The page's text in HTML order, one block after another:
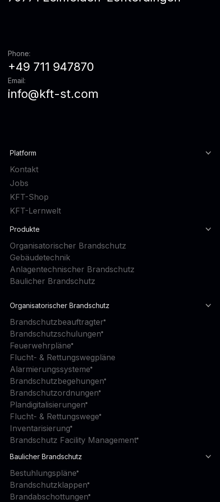
Phone:
+49 711 947870
Email:
info@kft-st.com
Platform
Kontakt
Jobs
KFT-Shop
KFT-Lernwelt
Produkte
Organisatorischer Brandschutz
Gebäudetechnik
Anlagentechnischer Brandschutz
Baulicher Brandschutz
Organisatorischer Brandschutz
Brandschutzbeauftragter
Brandschutzschulungen
Feuerwehrpläne
Flucht- & Rettungswegpläne
Alarmierungssysteme
Brandschutzbegehungen
Brandschutzordnungen
Plandigitalisierungen
Flucht- & Rettungswege
Inventarisierung
Brandschutz Facility Management
Baulicher Brandschutz
Bestuhlungspläne
Brandschutzklappen
Brandabschottungen